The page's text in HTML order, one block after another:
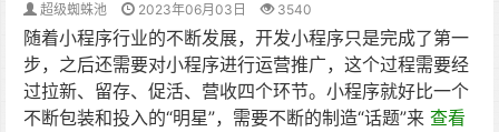
超级蜘蛛池 2023年06月03日 3540
随着小程序行业的不断发展，开发小程序只是完成了第一
步，之后还需要对小程序进行运营推广，这个过程需要经
过拉新、留存、促活、营收四个环节。小程序就好比一个
不断包装和投入的“明星”，需要不断的制造“话题”来 查看